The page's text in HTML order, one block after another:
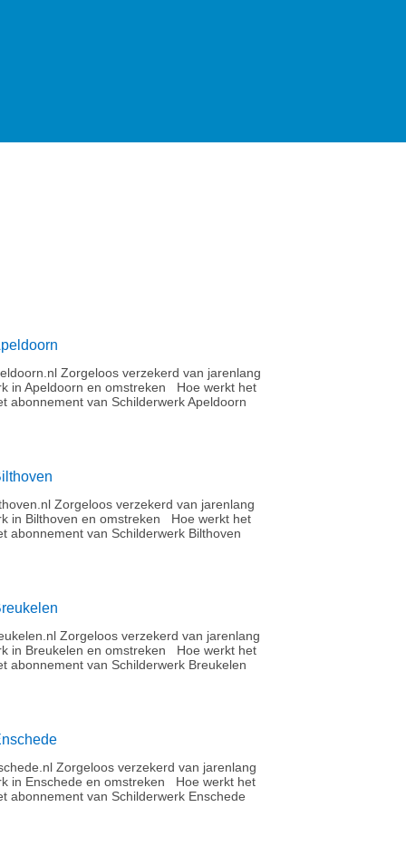
Zorgeloos verzekerd van jarenlang
in Apeldoorn en omstreken Hoe werkt het
abonnement van Schilderwerk Apeldoorn
Zorgeloos verzekerd van jarenlang
in Bilthoven en omstreken Hoe werkt het
abonnement van Schilderwerk Bilthoven
Zorgeloos verzekerd van jarenlang
in Breukelen en omstreken Hoe werkt het
abonnement van Schilderwerk Breukelen
Zorgeloos verzekerd van jarenlang
in Enschede en omstreken Hoe werkt het
abonnement van Schilderwerk Enschede